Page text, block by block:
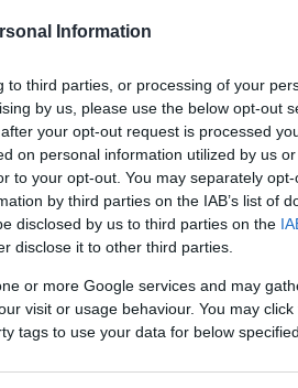
Information
to third parties, or processing of your
by us, please use the below opt-out
your opt-out request is processed
on personal information utilized by us
to your opt-out. You may separately
by third parties on the IAB’s list of
disclosed by us to third parties on the
disclose it to other third parties.
or more Google services and may
visit or usage behaviour. You may
tags to use your data for below